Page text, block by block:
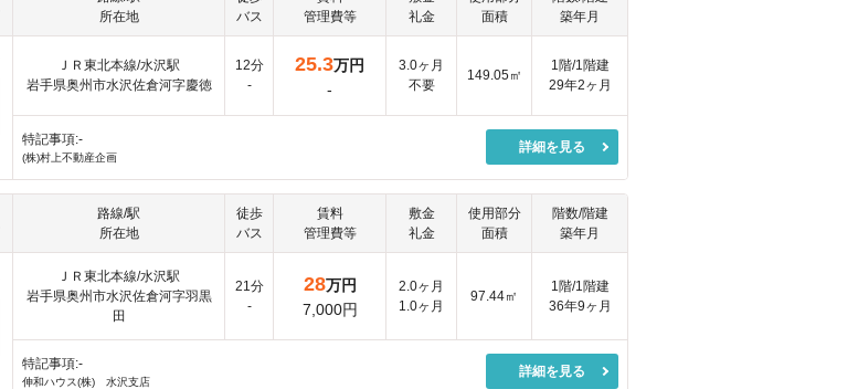
所在地
バス
管理費等
礼金
面積
築年月
ＪＲ東北本線/水沢駅
岩手県奥州市水沢佐倉河字慶徳
12分
-
25.3万円
-
3.0ヶ月
不要
149.05㎡
1階/1階建
29年2ヶ月
特記事項:-
(株)村上不動産企画
詳細を見る
路線/駅
所在地
徒歩
バス
賃料
管理費等
敷金
礼金
使用部分
面積
階数/階建
築年月
ＪＲ東北本線/水沢駅
岩手県奥州市水沢佐倉河字羽黒
田
21分
-
28万円
7,000円
2.0ヶ月
1.0ヶ月
97.44㎡
1階/1階建
36年9ヶ月
特記事項:-
伸和ハウス(株) 水沢支店
詳細を見る